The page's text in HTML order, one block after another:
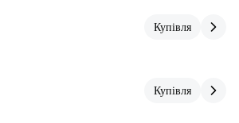
Купівля
Купівля